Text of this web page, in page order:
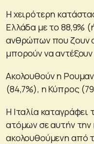
Η χειρότερη
Ελλάδα με το 88,9%
ανθρώπων που ζουν
μπορούν να αντέξουν
Ακολουθούν η
(84,7%), η Κύπρος
Η Ιταλία
ατόμων σε αυτήν την
ακολουθούμενη από